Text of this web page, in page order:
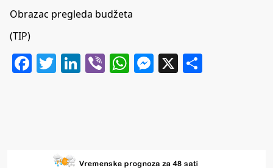
Obrazac pregleda budžeta
(TIP)
Facebook
Twitter
LinkedIn
ViberWhatsApp
Messenger
X